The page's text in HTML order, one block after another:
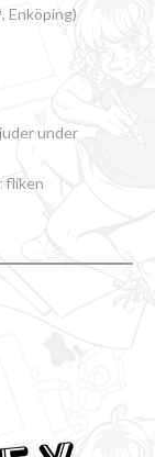
Enköping)
under
fliken